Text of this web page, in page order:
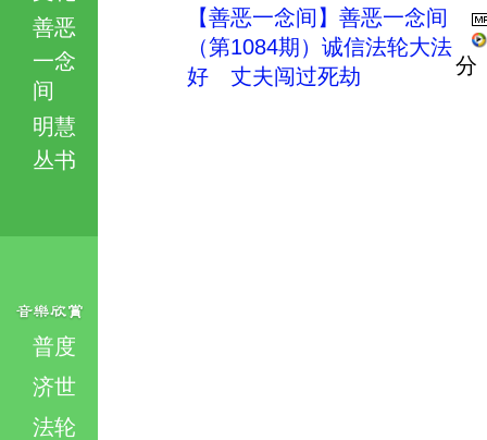
善恶
一念
间
明慧
丛书
普度
济世
法轮
【善恶一念间】善恶一念间
（第1084期）诚信法轮大法
好 丈夫闯过死劫
分